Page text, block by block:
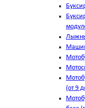
(от 9